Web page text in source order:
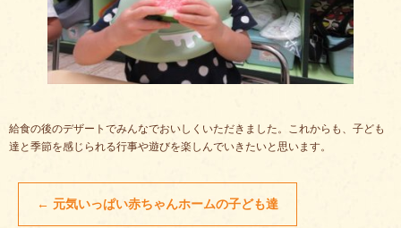
給食の後のデザートでみんなでおいしくいただきました。これからも、子ども
達と季節を感じられる行事や遊びを楽しんでいきたいと思います。
← 元気いっぱい赤ちゃんホームの子ども達